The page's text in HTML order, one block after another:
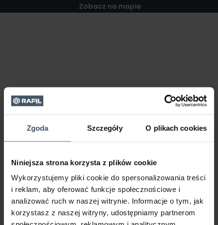
Zgoda Szczegóły O plikach cookies
Niniejsza strona korzysta z plików cookie
Wykorzystujemy pliki cookie do spersonalizowania treści
i reklam, aby oferować funkcje społecznościowe i
analizować ruch w naszej witrynie. Informacje o tym, jak
korzystasz z naszej witryny, udostępniamy partnerom
Zobacz na mapie